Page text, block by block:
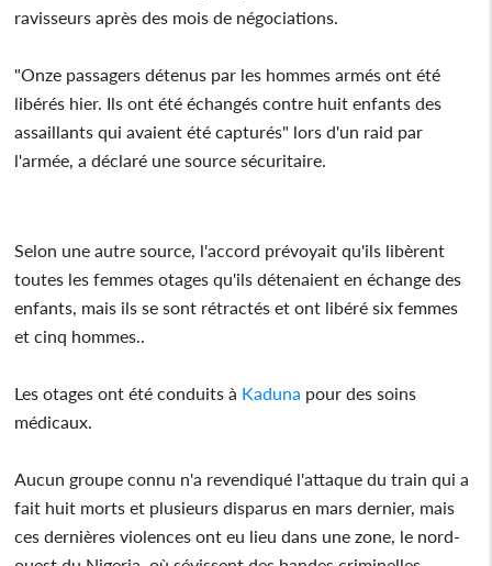
ravisseurs après des mois de négociations.
"Onze passagers détenus par les hommes armés ont été
libérés hier. Ils ont été échangés contre huit enfants des
assaillants qui avaient été capturés" lors d'un raid par
l'armée, a déclaré une source sécuritaire.
Selon une autre source, l'accord prévoyait qu'ils libèrent
toutes les femmes otages qu'ils détenaient en échange des
enfants, mais ils se sont rétractés et ont libéré six femmes
et cinq hommes..
Les otages ont été conduits à Kaduna pour des soins
médicaux.
Aucun groupe connu n'a revendiqué l'attaque du train qui a
fait huit morts et plusieurs disparus en mars dernier, mais
ces dernières violences ont eu lieu dans une zone, le nord-